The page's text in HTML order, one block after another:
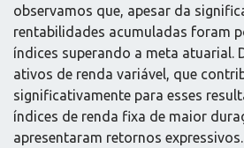
observamos que, apesar da
rentabilidades acumuladas foram
índices superando a meta atuarial.
ativos de renda variável, que
significativamente para esses
índices de renda fixa de maior
apresentaram retornos